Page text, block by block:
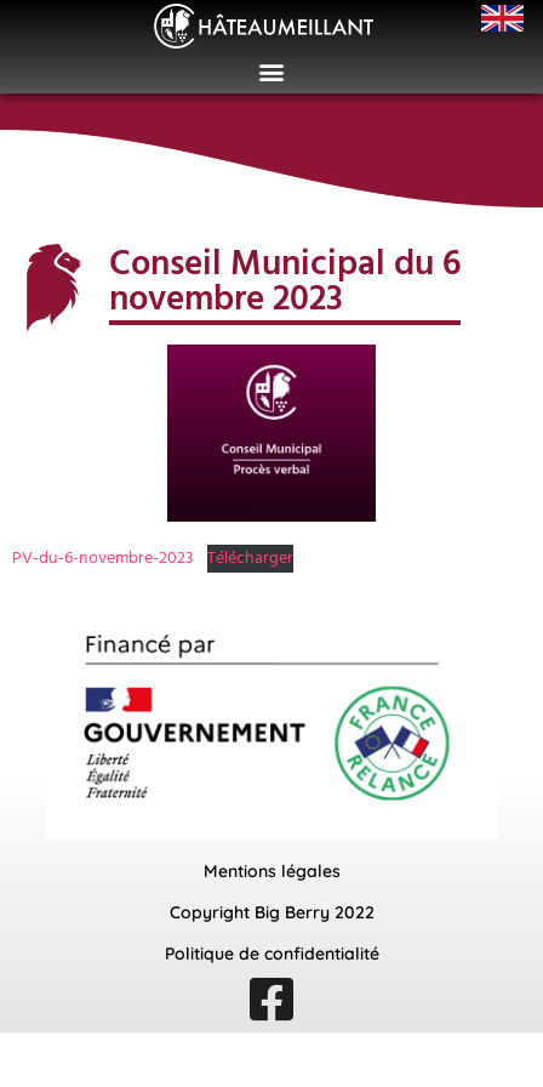
Conseil Municipal du 6
novembre 2023
PV-du-6-novembre-2023 Télécharger
Mentions légales
Copyright Big Berry 2022
Politique de confidentialité